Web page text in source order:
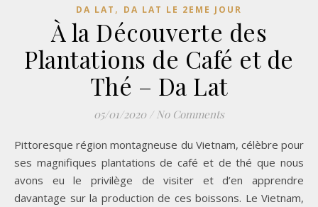
DA LAT , DA LAT LE 2EME JOUR
À la Découverte des
Plantations de Café et de
Thé – Da Lat
05/01/2020 / No Comments
Pittoresque région montagneuse du Vietnam, célèbre pour
ses magnifiques plantations de café et de thé que nous
avons eu le privilège de visiter et d’en apprendre
davantage sur la production de ces boissons. Le Vietnam,